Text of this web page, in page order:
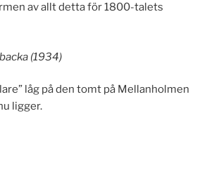
av allt detta för 1800-talets
(1934)
låg på den tomt på Mellanholmen
ligger.